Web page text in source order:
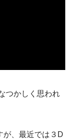
つかしく思われ
が、最近では３D